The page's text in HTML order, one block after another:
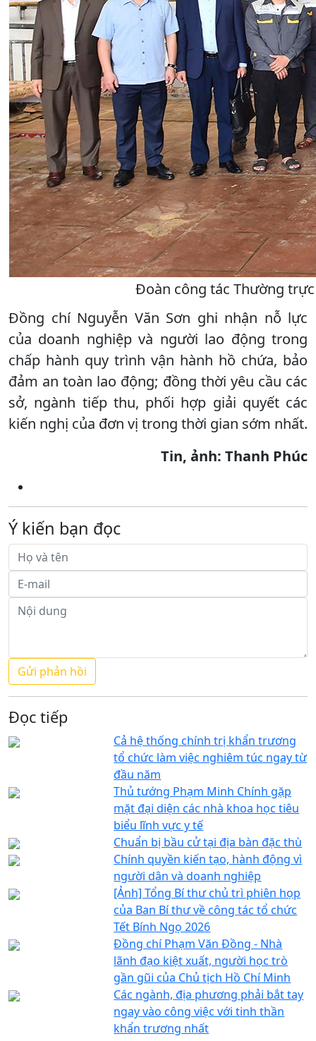
Đoàn công tác Thường
Đồng chí Nguyễn Văn Sơn ghi nhận nỗ lực
của doanh nghiệp và người lao động trong
chấp hành quy trình vận hành hồ chứa, bảo
đảm an toàn lao động; đồng thời yêu cầu các
sở, ngành tiếp thu, phối hợp giải quyết các
kiến nghị của đơn vị trong thời gian sớm nhất.
Tin, ảnh: Thanh Phúc
Ý kiến bạn đọc
Đọc tiếp
Cả hệ thống chính trị khẩn trương
tổ chức làm việc nghiêm túc ngay từ
đầu năm
Thủ tướng Phạm Minh Chính gặp
mặt đại diện các nhà khoa học tiêu
biểu lĩnh vực y tế
Chuẩn bị bầu cử tại địa bàn đặc thù
Chính quyền kiến tạo, hành động vì
người dân và doanh nghiệp
[Ảnh] Tổng Bí thư chủ trì phiên họp
của Ban Bí thư về công tác tổ chức
Tết Bính Ngọ 2026
Đồng chí Phạm Văn Đồng - Nhà
lãnh đạo kiệt xuất, người học trò
gần gũi của Chủ tịch Hồ Chí Minh
Các ngành, địa phương phải bắt tay
ngay vào công việc với tinh thần
khẩn trương nhất